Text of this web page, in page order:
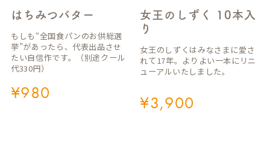
はちみつバター
¥980
もしも“全国食パンのお供総選
挙”があったら、代表出品させ
たい自信作です。（別途クール
代330円）
女王のしずく 10本入
り
¥3,900
女王のしずくはみなさまに愛さ
れて17年。よりよい一本にリニ
ューアルいたしました。